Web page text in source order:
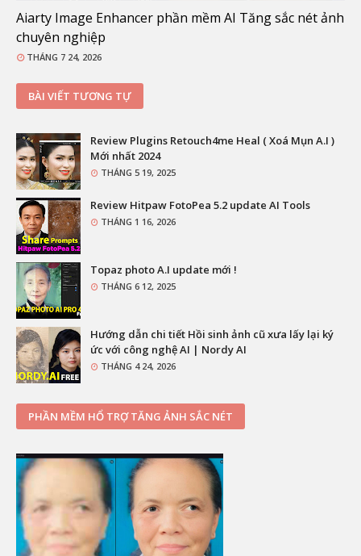
Aiarty Image Enhancer phần mềm AI Tăng sắc nét ảnh
chuyên nghiệp
THÁNG 7 24, 2026
BÀI VIẾT TƯƠNG TỰ
Review Plugins Retouch4me Heal ( Xoá Mụn A.I )
Mới nhất 2024
THÁNG 5 19, 2025
Review Hitpaw FotoPea 5.2 update AI Tools
THÁNG 1 16, 2026
Topaz photo A.I update mới !
THÁNG 6 12, 2025
Hướng dẫn chi tiết Hồi sinh ảnh cũ xưa lấy lại ký
ức với công nghệ AI | Nordy AI
THÁNG 4 24, 2026
PHẦN MỀM HỔ TRỢ TĂNG ẢNH SẮC NÉT